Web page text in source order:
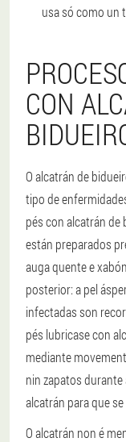
usa só como un
CON
O alcatrán de
tipo de
pés con alcatrán
están preparados
auga quente e
posterior: a pel
infectadas son
pés lubricase con
mediante
nin zapatos durante
alcatrán para que
O alcatrán non é